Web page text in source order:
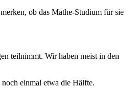
ob das Mathe-Studium für sie
teilnimmt. Wir haben meist in den
einmal etwa die Hälfte.